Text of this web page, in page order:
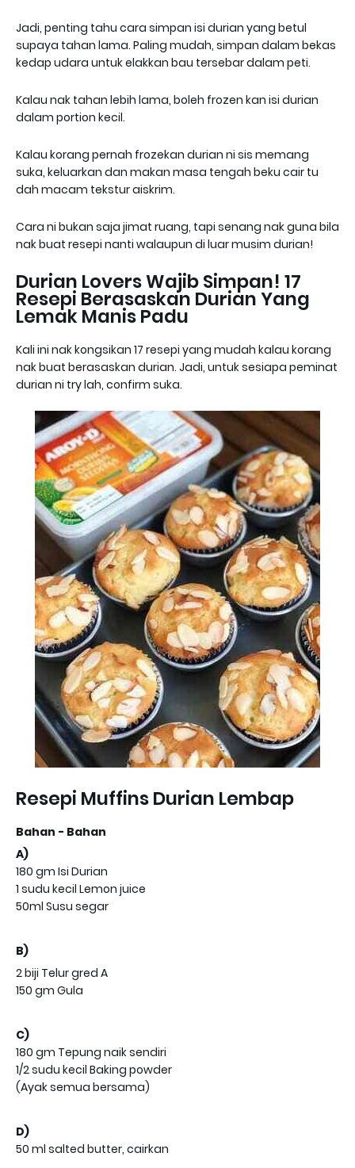
Jadi, penting tahu cara simpan isi durian yang betul
supaya tahan lama. Paling mudah, simpan dalam bekas
kedap udara untuk elakkan bau tersebar dalam peti.
Kalau nak tahan lebih lama, boleh frozen kan isi durian
dalam portion kecil.
Kalau korang pernah frozekan durian ni sis memang
suka, keluarkan dan makan masa tengah beku cair tu
dah macam tekstur aiskrim.
Cara ni bukan saja jimat ruang, tapi senang nak guna bila
nak buat resepi nanti walaupun di luar musim durian!
Durian Lovers Wajib Simpan! 17
Resepi Berasaskan Durian Yang
Lemak Manis Padu
Kali ini nak kongsikan 17 resepi yang mudah kalau korang
nak buat berasaskan durian. Jadi, untuk sesiapa peminat
durian ni try lah, confirm suka.
Resepi Muffins Durian Lembap
Bahan - Bahan
A)
180 gm Isi Durian
1 sudu kecil Lemon juice
50ml Susu segar
B)
2 biji Telur gred A
150 gm Gula
C)
180 gm Tepung naik sendiri
1/2 sudu kecil Baking powder
(Ayak semua bersama)
D)
50 ml salted butter, cairkan